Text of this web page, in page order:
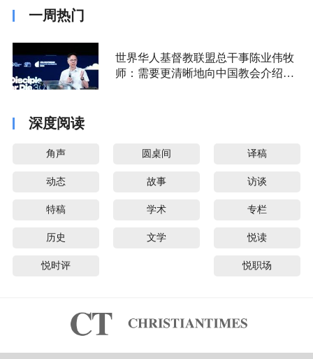
一周热门
世界华人基督教联盟总干事陈业伟牧
师：需要更清晰地向中国教会介绍福
深度阅读
角声 圆桌间 译稿
动态 故事 访谈
特稿 学术 专栏
历史 文学 悦读
悦时评 悦职场